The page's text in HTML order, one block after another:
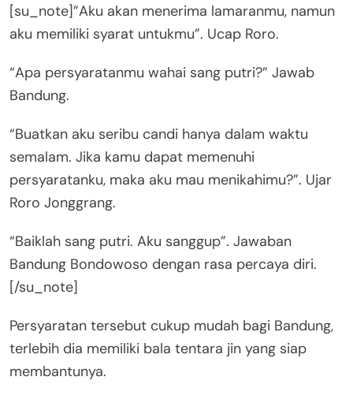
[su_note]”Aku akan menerima lamaranmu, namun
aku memiliki syarat untukmu”. Ucap Roro.
“Apa persyaratanmu wahai sang putri?” Jawab
Bandung.
“Buatkan aku seribu candi hanya dalam waktu
semalam. Jika kamu dapat memenuhi
persyaratanku, maka aku mau menikahimu?”. Ujar
Roro Jonggrang.
“Baiklah sang putri. Aku sanggup”. Jawaban
Bandung Bondowoso dengan rasa percaya diri.
[/su_note]
Persyaratan tersebut cukup mudah bagi Bandung,
terlebih dia memiliki bala tentara jin yang siap
membantunya.